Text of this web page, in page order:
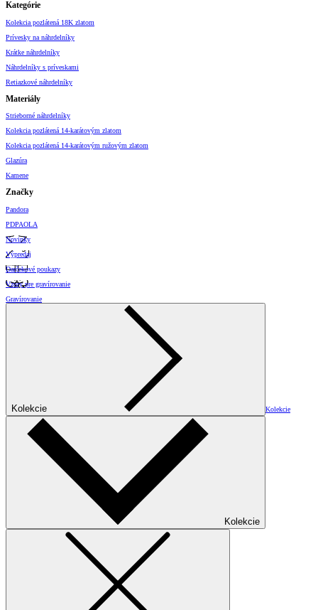
Kategórie
Kolekcia pozlátená 18K zlatom
Prívesky na náhrdelníky
Krátke náhrdelníky
Náhrdelníky s príveskami
Retiazkové náhrdelníky
Materiály
Strieborné náhrdelníky
Kolekcia pozlátená 14-karátovým zlatom
Kolekcia pozlátená 14-karátovým ružovým zlatom
Glazúra
Kamene
Značky
Pandora
PDPAOLA
Novinky
Výpredaj
Darčekové poukazy
Vzory pre gravírovanie
Gravírovanie
Kolekcie Kolekcie
Kolekcie